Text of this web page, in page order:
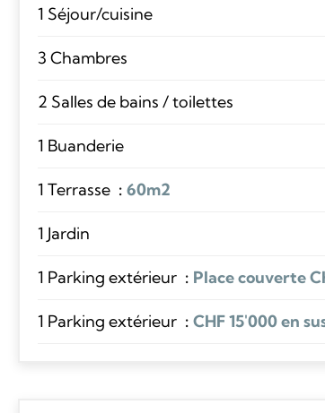
1 Séjour/cuisine
3 Chambres
2 Salles de bains / toilettes
1 Buanderie
1 Terrasse 60m2
1 Jardin
1 Parking extérieur Place couverte
1 Parking extérieur CHF 15'000 en